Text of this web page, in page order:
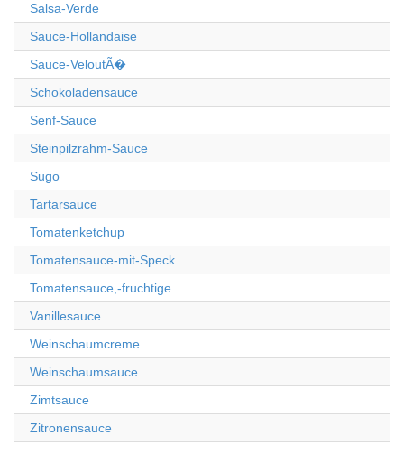
Salsa-Verde
Sauce-Hollandaise
Sauce-VeloutÃ�
Schokoladensauce
Senf-Sauce
Steinpilzrahm-Sauce
Sugo
Tartarsauce
Tomatenketchup
Tomatensauce-mit-Speck
Tomatensauce,-fruchtige
Vanillesauce
Weinschaumcreme
Weinschaumsauce
Zimtsauce
Zitronensauce